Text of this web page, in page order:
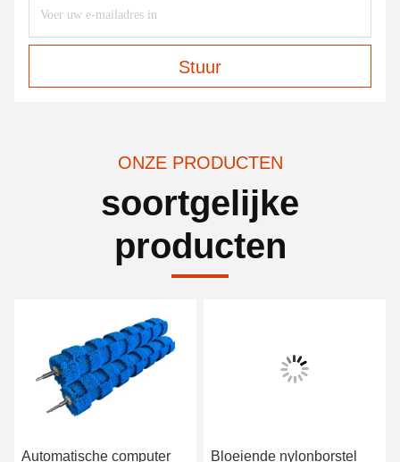
Stuur
ONZE PRODUCTEN
soortgelijke
producten
Automatische computer
Bloeiende nylonborstel